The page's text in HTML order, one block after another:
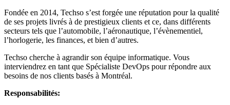
Fondée en 2014, Techso s’est forgée une réputation pour la qualité
de ses projets livrés à de prestigieux clients et ce, dans différents
secteurs tels que l’automobile, l’aéronautique, l’évènementiel,
l’horlogerie, les finances, et bien d’autres.
Techso cherche à agrandir son équipe informatique. Vous
interviendrez en tant que Spécialiste DevOps pour répondre aux
besoins de nos clients basés à Montréal.
Responsabilités: